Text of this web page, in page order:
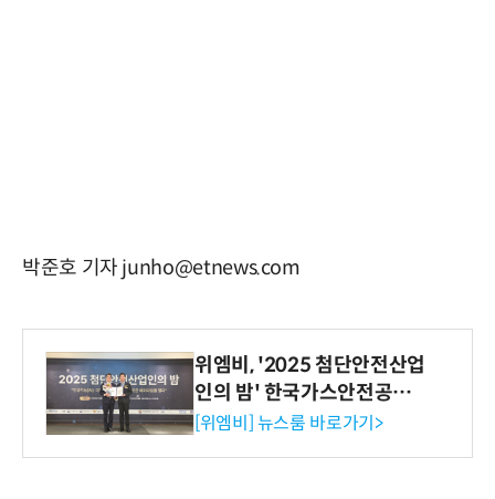
박준호 기자 junho@etnews.com
위엠비, '2025 첨단안전산업
인의 밤' 한국가스안전공사
사장상 수상
[위엠비] 뉴스룸 바로가기>